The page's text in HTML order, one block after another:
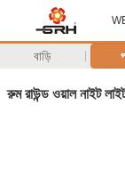
বাড়ি
রুম রাউন্ড ওয়াল নাইট